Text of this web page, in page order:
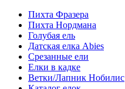
Пихта Фразера
Пихта Нордмана
Голубая ель
Датская елка Abies
Срезанные ели
Елки в кадке
Ветки/Лапник Нобилис